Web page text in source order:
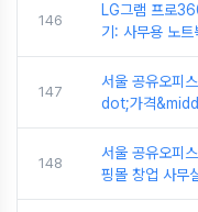
146
LG그램 프로
기: 사무용 노
147
서울 공유오피
dot;가격
148
서울 공유오피
핑몰 창업 사무